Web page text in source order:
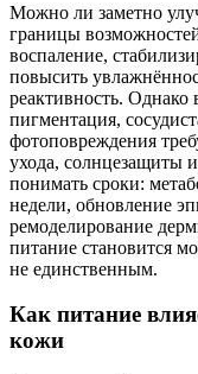
Можно ли заметно
границы
воспаление,
повысить
реактивность.
пигментация,
фотоповреждения
ухода, солнцезащиты
понимать сроки:
недели, обновление
ремоделирование
питание становится
не единственным.
Как питание
кожи